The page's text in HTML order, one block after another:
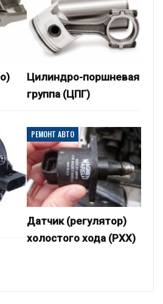
Цилиндро-поршневая
группа (ЦПГ)
РЕМОНТ АВТО
Датчик (регулятор)
холостого хода (РХХ)